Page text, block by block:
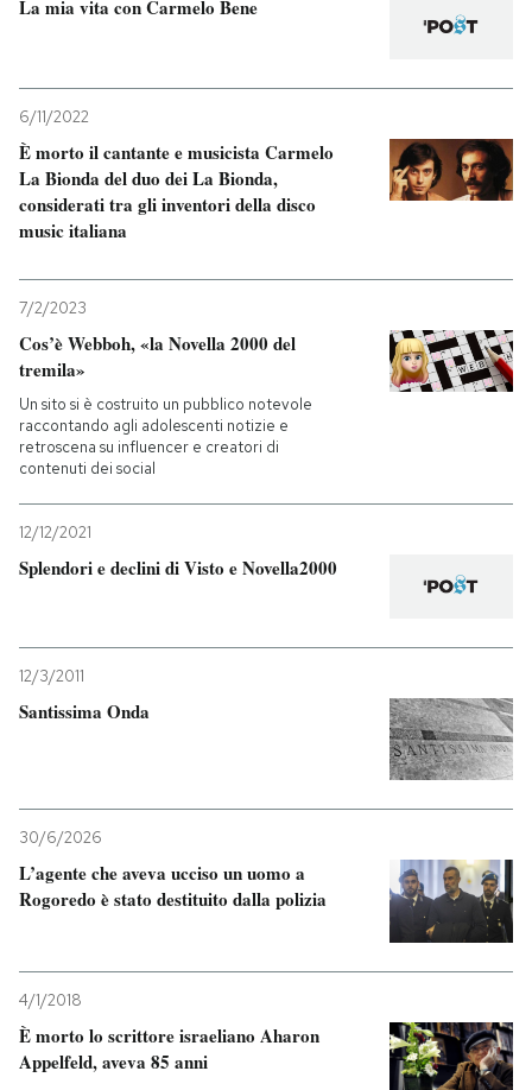
La mia vita con Carmelo Bene
6/11/2022
È morto il cantante e musicista Carmelo
La Bionda del duo dei La Bionda,
considerati tra gli inventori della disco
music italiana
7/2/2023
Cos’è Webboh, «la Novella 2000 del
tremila»
Un sito si è costruito un pubblico notevole
raccontando agli adolescenti notizie e
retroscena su influencer e creatori di
contenuti dei social
12/12/2021
Splendori e declini di Visto e Novella2000
12/3/2011
Santissima Onda
30/6/2026
L’agente che aveva ucciso un uomo a
Rogoredo è stato destituito dalla polizia
4/1/2018
È morto lo scrittore israeliano Aharon
Appelfeld, aveva 85 anni